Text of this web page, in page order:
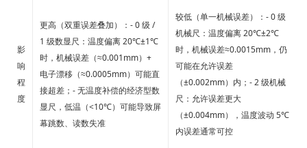
影
响
程
度
更高（双重误差叠加）：- 0 级 /
1 级数显尺：温度偏离 20℃±1℃
时，机械误差（≈0.001mm）+
电子漂移（≈0.0005mm）可能直
接超差；- 无温度补偿的经济型数
显尺，低温（<10℃）可能导致屏
幕跳数、读数失准
较低（单一机械误差）：- 0 级
机械尺：温度偏离 20℃±2℃
时，机械误差≈0.0015mm，仍
可能在允许误差
（±0.002mm）内；- 2 级机械
尺：允许误差更大
（±0.004mm），温度波动 5℃
内误差通常可控